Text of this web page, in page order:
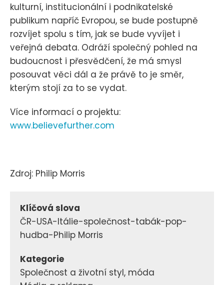
kulturní, institucionální i podnikatelské
publikum napříč Evropou, se bude postupně
rozvíjet spolu s tím, jak se bude vyvíjet i
veřejná debata. Odráží společný pohled na
budoucnost i přesvědčení, že má smysl
posouvat věci dál a že právě to je směr,
kterým stojí za to se vydat.
Více informací o projektu:
www.believefurther.com
Zdroj: Philip Morris
Klíčová slova
ČR-USA-Itálie-společnost-tabák-pop-
hudba-Philip Morris
Kategorie
Společnost a životní styl, móda